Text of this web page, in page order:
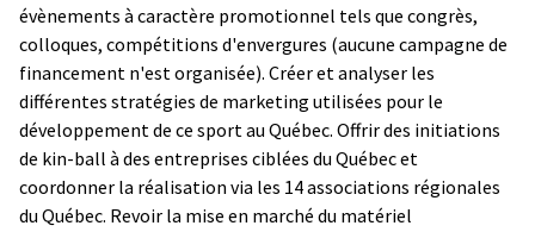
évènements à caractère promotionnel tels que congrès,
colloques, compétitions d'envergures (aucune campagne de
financement n'est organisée). Créer et analyser les
différentes stratégies de marketing utilisées pour le
développement de ce sport au Québec. Offrir des initiations
de kin-ball à des entreprises ciblées du Québec et
coordonner la réalisation via les 14 associations régionales
du Québec. Revoir la mise en marché du matériel